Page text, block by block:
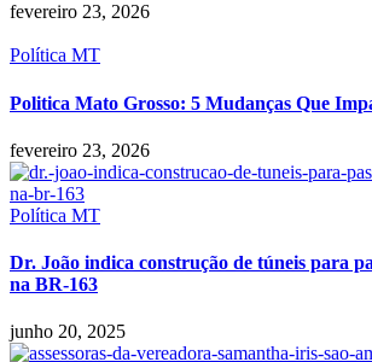
fevereiro 23, 2026
Política MT
Politica Mato Grosso: 5 Mudanças Que
fevereiro 23, 2026
Política MT
Dr. João indica construção de túneis para
na BR-163
junho 20, 2025